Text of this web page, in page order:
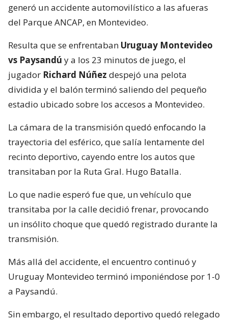
generó un accidente automovilístico a las afueras
del Parque ANCAP, en Montevideo.
Resulta que se enfrentaban Uruguay Montevideo
vs Paysandú y a los 23 minutos de juego, el
jugador Richard Núñez despejó una pelota
dividida y el balón terminó saliendo del pequeño
estadio ubicado sobre los accesos a Montevideo.
La cámara de la transmisión quedó enfocando la
trayectoria del esférico, que salía lentamente del
recinto deportivo, cayendo entre los autos que
transitaban por la Ruta Gral. Hugo Batalla.
Lo que nadie esperó fue que, un vehículo que
transitaba por la calle decidió frenar, provocando
un insólito choque que quedó registrado durante la
transmisión.
Más allá del accidente, el encuentro continuó y
Uruguay Montevideo terminó imponiéndose por 1-0
a Paysandú.
Sin embargo, el resultado deportivo quedó relegado